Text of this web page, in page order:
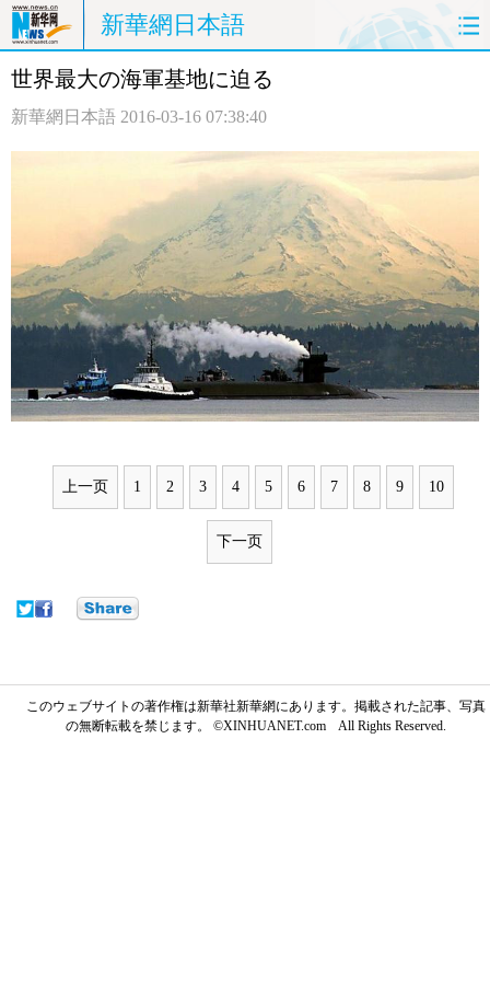
新華網日本語
ホームページ 政治
評論
中日対訳
世界最大の海軍基地に迫る
新華網日本語 2016-03-16 07:38:40
上一页 1 2 3 4 5 6 7 8 9 10
下一页
このウェブサイトの著作権は新華社新華網にあります。掲載された記事、写真
の無断転載を禁じます。 ©XINHUANET.com All Rights Reserved.